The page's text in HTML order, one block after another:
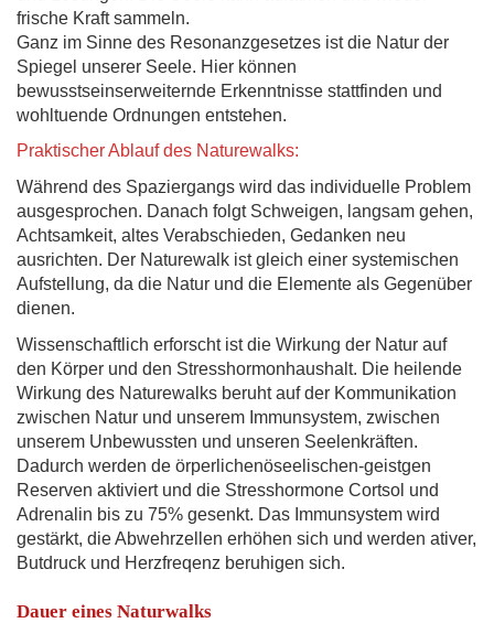
frische Kraft sammeln.
Ganz im Sinne des Resonanzgesetzes ist die Natur der
Spiegel unserer Seele. Hier können
bewusstseinserweiternde Erkenntnisse stattfinden und
wohltuende Ordnungen entstehen.
Praktischer Ablauf des Naturewalks:
Während des Spaziergangs wird das individuelle Problem
ausgesprochen. Danach folgt Schweigen, langsam gehen,
Achtsamkeit, altes Verabschieden, Gedanken neu
ausrichten. Der Naturewalk ist gleich einer systemischen
Aufstellung, da die Natur und die Elemente als Gegenüber
dienen.
Wissenschaftlich erforscht ist die Wirkung der Natur auf
den Körper und den Stresshormonhaushalt. Die heilende
Wirkung des Naturewalks beruht auf der Kommunikation
zwischen Natur und unserem Immunsystem, zwischen
unserem Unbewussten und unseren Seelenkräften.
Dadurch werden de örperlichenöseelischen-geistgen
Reserven aktiviert und die Stresshormone Cortsol und
Adrenalin bis zu 75% gesenkt. Das Immunsystem wird
gestärkt, die Abwehrzellen erhöhen sich und werden ativer,
Butdruck und Herzfreqenz beruhigen sich.
Dauer eines Naturwalks